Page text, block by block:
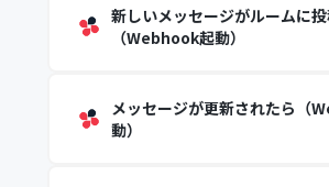
新しいメッセージがルームに
（Webhook起動）
メッセージが更新されたら（
動）